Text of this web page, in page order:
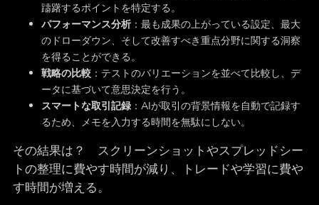
躊躇するポイントを特定する。
パフォーマンス分析：最も成果の上がっている設定、最大
のドローダウン、そして改善すべき重点分野に関する洞察
を得ることができる。
戦略の比較：テストのバリエーションを並べて比較し、デ
ータに基づいて意思決定を行う。
スマートな取引記録：AIが取引の背景情報を自動で記録す
るため、メモを入力する時間を無駄にしない。
その結果は？ スクリーンショットやスプレッドシー
トの整理に費やす時間が減り、トレードや学習に費や
す時間が増える。